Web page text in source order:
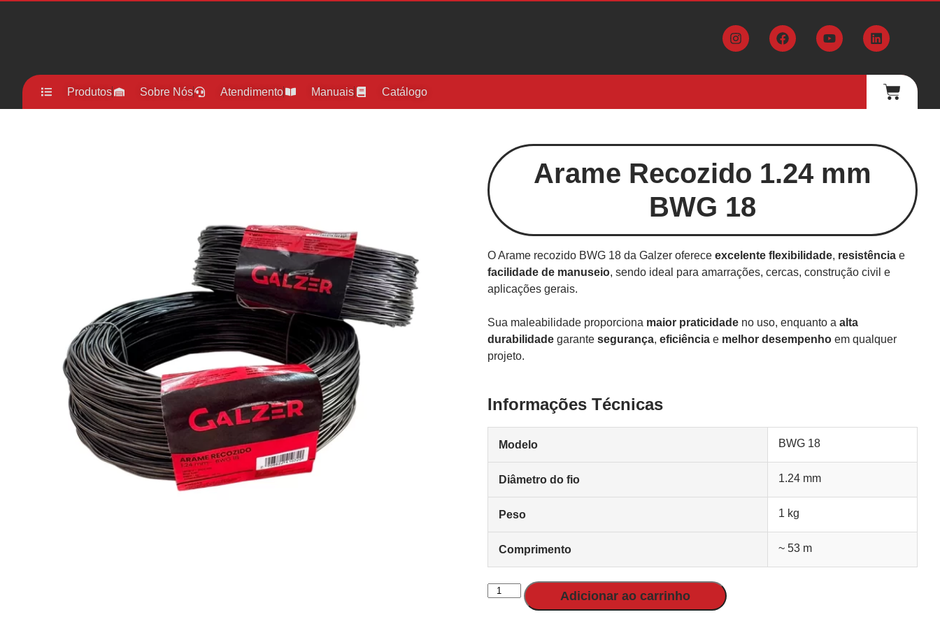
Produtos Sobre Nós Atendimento Manuais Catálogo
Arame Recozido 1.24 mm
BWG 18
O Arame recozido BWG 18 da Galzer oferece excelente flexibilidade, resistência e
facilidade de manuseio, sendo ideal para amarrações, cercas, construção civil e
aplicações gerais.
Sua maleabilidade proporciona maior praticidade no uso, enquanto a alta
durabilidade garante segurança, eficiência e melhor desempenho em qualquer
projeto.
Informações Técnicas
Modelo BWG 18
Diâmetro do fio 1.24 mm
Peso 1 kg
Comprimento ~ 53 m
Adicionar ao carrinho